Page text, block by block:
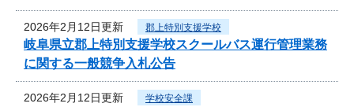
2026年2月12日更新 郡上特別支援学校
岐阜県立郡上特別支援学校スクールバス運行管理業務
に関する一般競争入札公告
2026年2月12日更新 学校安全課